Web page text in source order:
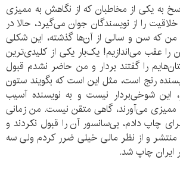
به یکی از مخاطبان که از نگاهش به ممیزی
را از نویسندگان جوان می‌گیرد، حالا در
من که سن و سالی از آن‌ها گذشته، این شکلی
عقب می‌اندازیم! یک‌بار یکی از کلیدی‌ترین
را گفتند بردار و من حاضر نشدم قبول
رنج است، مثل این است که بگویند ستون
این شوخی‌بردار نیست و به نویسنده آسیب
ممیزی می‌آورند، گاهی متقن نیست. من زمانی
چاپ دادم، بی‌سانسور آن را قبول نکردند و
منتشر و از نظر مالی خیلی ضرر کردم ولی سه
ایران چاپ شد.